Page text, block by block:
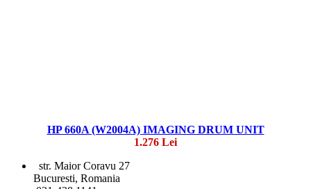
HP 660A (W2004A) IMAGING DRUM UNIT
1.276 Lei
str. Maior Coravu 27
Bucuresti, Romania